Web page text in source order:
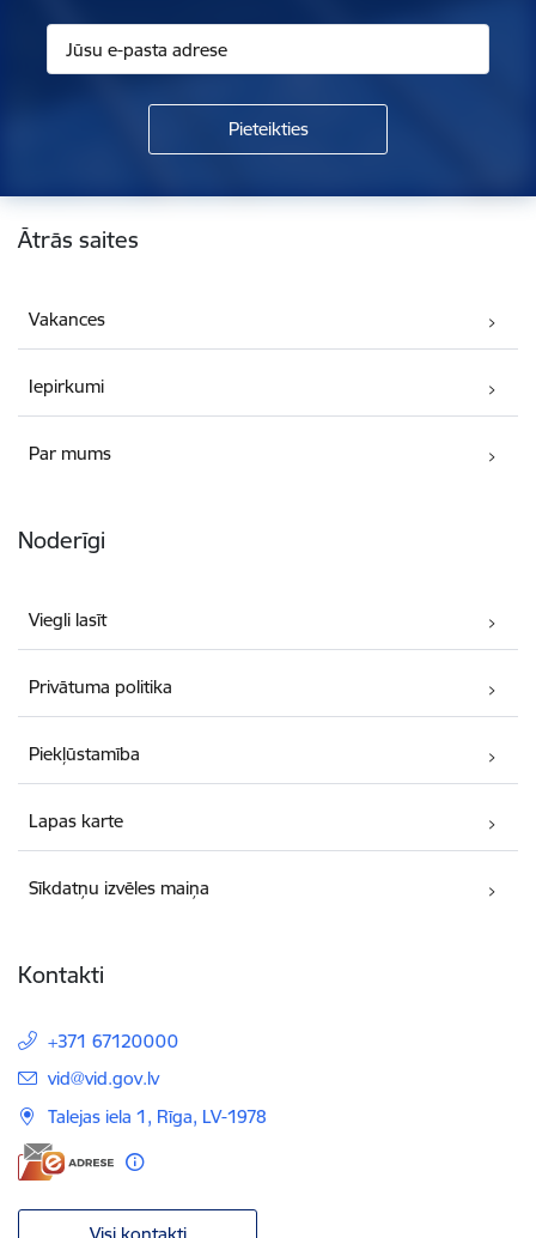
Kājene
Ātrās saites
Vakances
Iepirkumi
Par mums
Noderīgi
Viegli lasīt
Privātuma politika
Piekļūstamība
Lapas karte
Sīkdatņu izvēles maiņa
Kontakti
+371 67120000
E-pasts:
vid@vid.gov.lv
Talejas iela 1, Rīga, LV-1978
Visi kontakti